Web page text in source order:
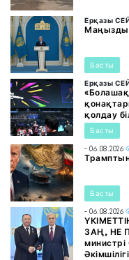
Ерқазы
Маңызды
Басты
Ерқазы
қолдау
Басты
- 06.08.2026
Басты
- 06.08.2026
ЗАҢ, НЕ